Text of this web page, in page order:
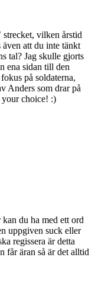
vilken årstid
att du inte tänkt
tal? Jag skulle gjorts
ena sidan till den
på soldaterna,
Anders som drar på
your choice! :)
du ha med ett ord
uppgiven suck eller
regissera är detta
får äran så är det alltid